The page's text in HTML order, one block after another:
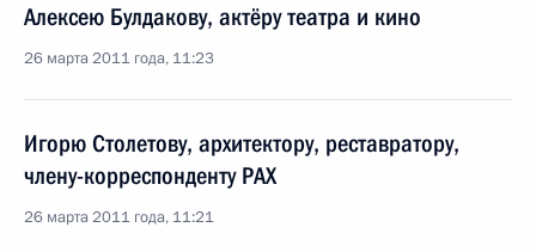
Алексею Булдакову, актёру театра и кино
26 марта 2011 года, 11:23
Игорю Столетову, архитектору, реставратору,
члену-корреспонденту PAX
26 марта 2011 года, 11:21